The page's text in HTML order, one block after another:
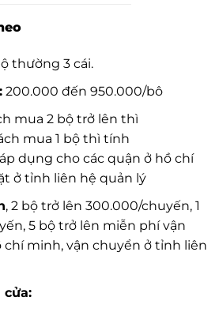
thường 3 cái.
200.000 đến 950.000/bô
mua 2 bộ trở lên thì
mua 1 bộ thì tính
dụng cho các quận ở hồ chí
ở tỉnh liên hệ quản lý
, 2 bộ trở lên 300.000/chuyến, 1
5 bộ trở lên miễn phí vận
minh, vận chuyển ở tỉnh liên
cửa: